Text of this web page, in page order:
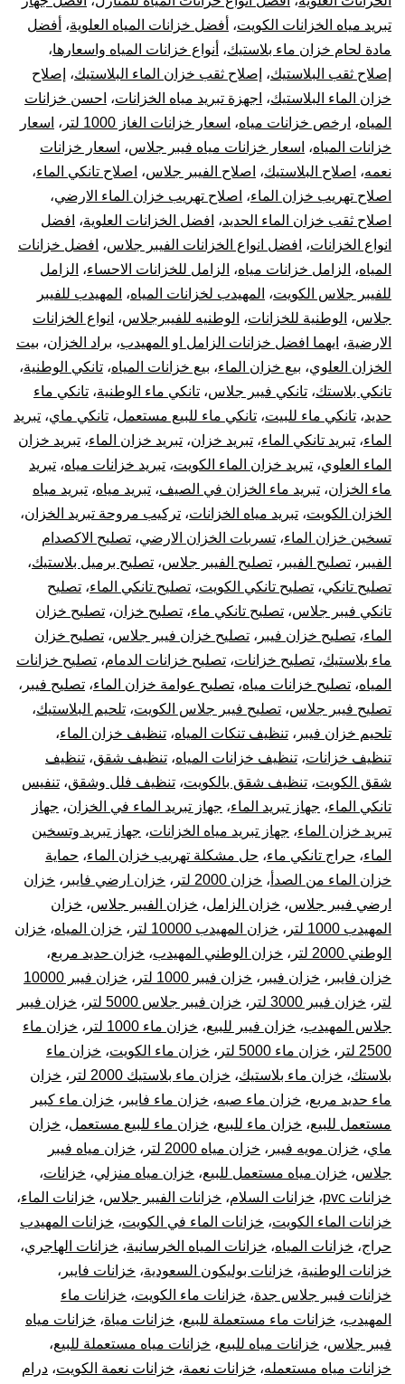
تبريد مياه الخزانات الكويت، أفضل خزانات المياه العلوية، أفضل
مادة لحام خزان ماء بلاستيك، أنواع خزانات المياه واسعارها،
إصلاح ثقب البلاستيك، إصلاح ثقب خزان الماء البلاستيك، إصلاح
خزان الماء البلاستيك، اجهزة تبريد مياه الخزانات، احسن خزانات
المياه، ارخص خزانات مياه، اسعار خزانات الغاز 1000 لتر ، اسعار
خزانات المياه، اسعار خزانات مياه فيبر جلاس، اسعار خزانات
نعمه، اصلاح البلاستيك، اصلاح الفيبر جلاس، اصلاح تانكي الماء،
اصلاح تهريب خزان الماء، اصلاح تهريب خزان الماء الارضي،
اصلاح ثقب خزان الماء الحديد، افضل الخزانات العلوية، افضل
انواع الخزانات، افضل انواع الخزانات الفيبر جلاس، افضل خزانات
المياه، الزامل خزانات مياه، الزامل للخزانات الاحساء، الزامل
للفيبر جلاس الكويت، المهيدب لخزانات المياه، المهيدب للفيبر
جلاس، الوطنية للخزانات، الوطنيه للفيبرجلاس، انواع الخزانات
الارضية، ايهما افضل خزانات الزامل او المهيدب، براد الخزان، بيت
الخزان العلوي، بيع خزان الماء، بيع خزانات المياه، تانكي الوطنية،
تانكي بلاستك، تانكي فيبر جلاس، تانكي ماء الوطنية، تانكي ماء
حديد، تانكي ماء للبيت، تانكي ماء للبيع مستعمل، تانكي ماي، تبريد
الماء، تبريد تانكي الماء، تبريد خزان، تبريد خزان الماء، تبريد خزان
الماء العلوي، تبريد خزان الماء الكويت، تبريد خزانات مياه، تبريد
ماء الخزان، تبريد ماء الخزان في الصيف، تبريد مياه، تبريد مياه
الخزان الكويت، تبريد مياه الخزانات، تركيب مروحة تبريد الخزان،
تسخين خزان الماء، تسربات الخزان الارضي، تصليح الاكصدام
الفيبر ، تصليح الفيبر ، تصليح الفيبر جلاس، تصليح برميل بلاستيك،
تصليح تانكي، تصليح تانكي الكويت، تصليح تانكي الماء، تصليح
تانكي فيبر جلاس، تصليح تانكي ماء، تصليح خزان، تصليح خزان
الماء، تصليح خزان فيبر ، تصليح خزان فيبر جلاس، تصليح خزان
ماء بلاستيك، تصليح خزانات، تصليح خزانات الدمام، تصليح خزانات
المياه، تصليح خزانات مياه، تصليح عوامة خزان الماء، تصليح فيبر ،
تصليح فيبر جلاس، تصليح فيبر جلاس الكويت، تلحيم البلاستيك،
تلحيم خزان فيبر ، تنظيف تنكات المياه، تنظيف خزان الماء،
تنظيف خزانات، تنظيف خزانات المياه، تنظيف شقق، تنظيف
شقق الكويت، تنظيف شقق بالكويت، تنظيف فلل وشقق، تنفيس
تانكي الماء، جهاز تبريد الماء، جهاز تبريد الماء في الخزان، جهاز
تبريد خزان الماء، جهاز تبريد مياه الخزانات، جهاز تبريد وتسخين
الماء، حراج تانكي ماء، حل مشكلة تهريب خزان الماء، حماية
خزان الماء من الصدأ ، خزان 2000 لتر ، خزان ارضي فايبر ، خزان
ارضي فيبر جلاس، خزان الزامل، خزان الفيبر جلاس، خزان
المهيدب 1000 لتر
، خزان المهيدب 10000 لتر ، خزان المياه، خزان
الوطني 2000 لتر
، خزان الوطني المهيدب، خزان حديد مربع،
خزان فايبر ، خزان فيبر ، خزان فيبر 1000 لتر ،
خزان فيبر 10000
لتر ، خزان فيبر 3000 لتر ، خزان فيبر جلاس 5000 لتر ، خزان فيبر
جلاس المهيدب، خزان فيبر للبيع، خزان ماء 1000 لتر ، خزان ماء
2500 لتر
، خزان ماء 5000 لتر ، خزان ماء الكويت، خزان ماء
بلاستك، خزان ماء بلاستيك، خزان ماء بلاستيك 2000 لتر ، خزان
ماء حديد مربع، خزان ماء صبه، خزان ماء فايبر ، خزان ماء كبير
مستعمل للبيع، خزان ماء للبيع، خزان ماء للبيع مستعمل، خزان
ماي، خزان مويه فيبر ، خزان مياه 2000 لتر ، خزان مياه فيبر
جلاس، خزان مياه مستعمل للبيع، خزان مياه منزلي، خزانات،
خزانات pvc
، خزانات السلام، خزانات الفيبر جلاس، خزانات الماء،
خزانات الماء الكويت، خزانات الماء في الكويت، خزانات المهيدب
حراج، خزانات المياه، خزانات المياه الخرسانية، خزانات الهاجري،
خزانات الوطنية، خزانات بوليكون السعودية، خزانات فايبر ،
خزانات فيبر جلاس جدة، خزانات ماء الكويت، خزانات ماء
المهيدب، خزانات ماء مستعملة للبيع، خزانات مياة، خزانات مياه
فيبر جلاس، خزانات مياه للبيع، خزانات مياه مستعملة للبيع،
خزانات مياه مستعمله، خزانات نعمة، خزانات نعمة الكويت، درام